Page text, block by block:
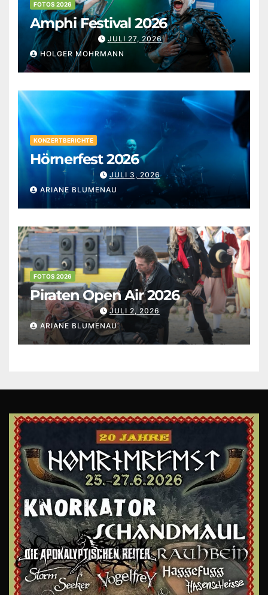
FOTOS 2026
Amphi Festival 2026
JULI 27, 2026
HOLGER MOHRMANN
KONZERTBERICHTE
Hörnerfest 2026
JULI 3, 2026
ARIANE BLUMENAU
FOTOS 2026
Piraten Open Air 2026
JULI 2, 2026
ARIANE BLUMENAU